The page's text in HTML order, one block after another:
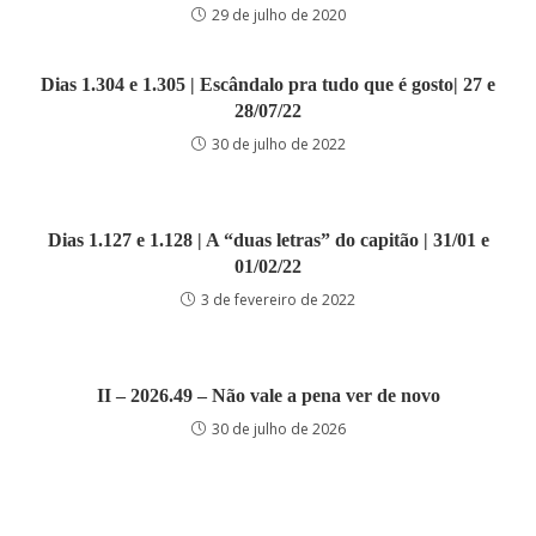
29 de julho de 2020
Dias 1.304 e 1.305 | Escândalo pra tudo que é gosto| 27 e
28/07/22
30 de julho de 2022
Dias 1.127 e 1.128 | A “duas letras” do capitão | 31/01 e
01/02/22
3 de fevereiro de 2022
II – 2026.49 – Não vale a pena ver de novo
30 de julho de 2026